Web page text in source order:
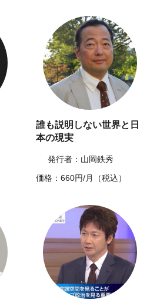
誰も説明しない世界と日
本の現実
発行者：山岡鉄秀
価格：660円/月（税込）